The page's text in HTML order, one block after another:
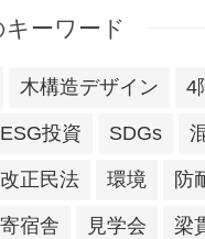
キーワード
木構造デザイン 4
ESG投資 SDGs
改正民法 環境 防
寄宿舎 見学会 梁